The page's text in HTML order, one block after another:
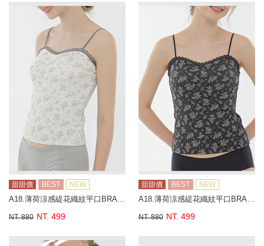
甜甜價 BEST NEW
A18.薄荷涼感緹花織紋平口BRA背心
NT. 880 NT. 499
甜甜價 BEST NEW
A18.薄荷涼感緹花織紋平口BRA背心
NT. 880 NT. 499